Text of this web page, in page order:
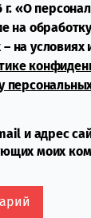
«О
на
на условиях
и адрес
моих